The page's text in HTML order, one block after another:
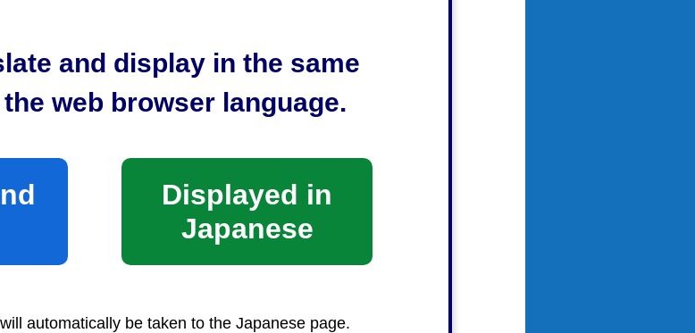
and display in the same
web browser language.
Displayed in
Japanese
automatically be taken to the Japanese page.